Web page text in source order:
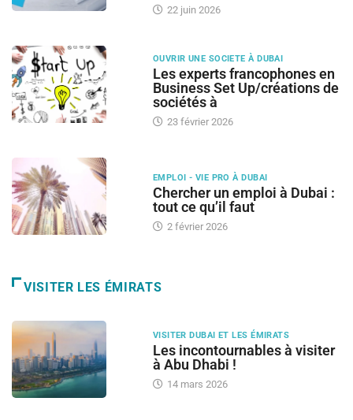
22 juin 2026
OUVRIR UNE SOCIETE À DUBAI
Les experts francophones en
Business Set Up/créations de
sociétés à
23 février 2026
EMPLOI - VIE PRO À DUBAI
Chercher un emploi à Dubai :
tout ce qu’il faut
2 février 2026
VISITER LES ÉMIRATS
VISITER DUBAI ET LES ÉMIRATS
Les incontournables à visiter
à Abu Dhabi !
14 mars 2026